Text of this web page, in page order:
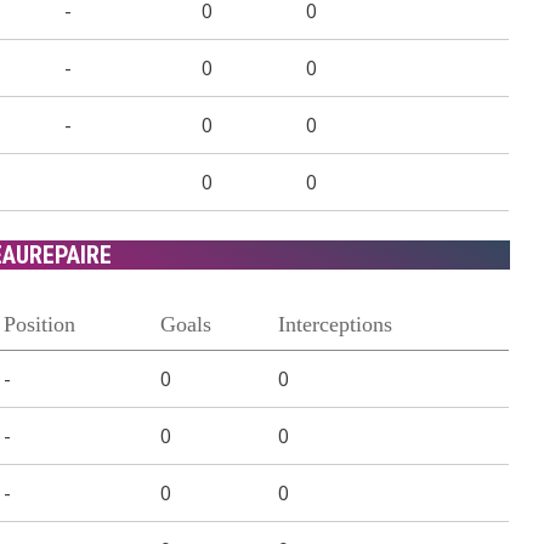
- 0 0
- 0 0
- 0 0
0 0
Position Goals Interceptions
- 0 0
- 0 0
- 0 0